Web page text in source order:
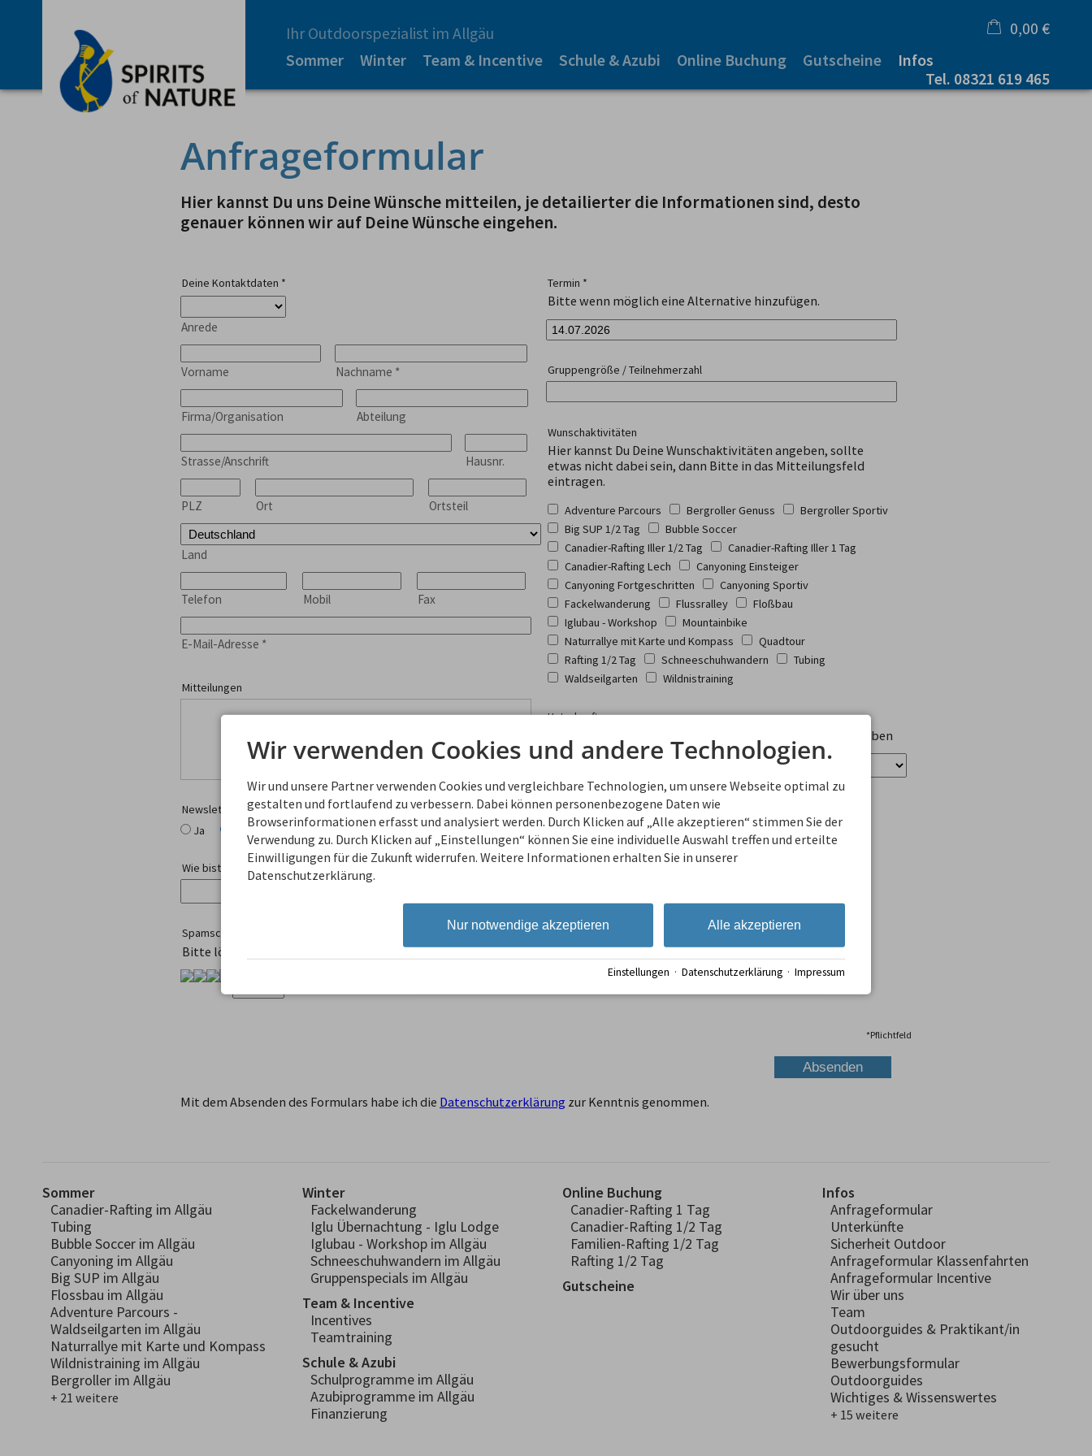
Ihr Outdoorspezialist im Allgäu
Sommer
Winter Team & Incentive Schule & Azubi Online Buchung Gutscheine
Infos
Tel. 08321 619 465
0,00 €
Warenkorb ist leer
Anfrageformular
Hier kannst Du uns Deine Wünsche mitteilen, je detailierter die Informationen sind, desto
genauer können wir auf Deine Wünsche eingehen.
Deine Kontaktdaten *
Anrede
Vorname Nachname *
Firma/Organisation Abteilung
Strasse/Anschrift Hausnr.
PLZ Ort Ortsteil
Land
Telefon Mobil Fax
E-Mail-Adresse *
Mitteilungen
Newsletter-Anmeldung
Ja
Nein
Wie bist Du auf uns gekommen?
Spamschutz
Bitte löse diese kleine Rechenaufgabe
Termin *
Bitte wenn möglich eine Alternative hinzufügen.
Gruppengröße / Teilnehmerzahl
Wunschaktivitäten
Hier kannst Du Deine Wunschaktivitäten angeben, sollte
etwas nicht dabei sein, dann Bitte in das Mitteilungsfeld
eintragen.
Adventure Parcours Bergroller Genuss
Bergroller Sportiv
Big SUP 1/2 Tag
Bubble Soccer
Canadier-Rafting Iller 1/2 Tag
Canadier-Rafting Iller 1 Tag
Canadier-Rafting Lech
Canyoning Einsteiger
Canyoning Fortgeschritten
Canyoning Sportiv
Fackelwanderung
Flussralley
Floßbau
Iglubau - Workshop
Mountainbike
Naturrallye mit Karte und Kompass
Quadtour
Rafting 1/2 Tag
Schneeschuhwandern
Tubing
Waldseilgarten
Wildnistraining
Unterkunft
Wir können euch gerne Empfehlungen zu Unterkünften geben
*Pflichtfeld
Mit dem Absenden des Formulars habe ich die Datenschutzerklärung zur Kenntnis genommen.
Sommer
Canadier-Rafting im Allgäu
Tubing
Bubble Soccer im Allgäu
Canyoning im Allgäu
Big SUP im Allgäu
Flossbau im Allgäu
Adventure Parcours -
Waldseilgarten im Allgäu
Naturrallye mit Karte und Kompass
Wildnistraining im Allgäu
Bergroller im Allgäu
+ 21 weitere
Winter
Fackelwanderung
Iglu Übernachtung - Iglu Lodge
Iglubau - Workshop im Allgäu
Schneeschuhwandern im Allgäu
Gruppenspecials im Allgäu
Team & Incentive
Incentives
Teamtraining
Schule & Azubi
Schulprogramme im Allgäu
Azubiprogramme im Allgäu
Finanzierung
Online Buchung
Canadier-Rafting 1 Tag
Canadier-Rafting 1/2 Tag
Familien-Rafting 1/2 Tag
Rafting 1/2 Tag
Gutscheine
Infos
Anfrageformular
Unterkünfte
Sicherheit Outdoor
Anfrageformular Klassenfahrten
Anfrageformular Incentive
Wir über uns
Team
Outdoorguides & Praktikant/in
gesucht
Bewerbungsformular
Outdoorguides
Wichtiges & Wissenswertes
+ 15 weitere
Wir verwenden Cookies und andere Technologien.
Wir und unsere Partner verwenden Cookies und vergleichbare Technologien, um unsere Webseite optimal zu
gestalten und fortlaufend zu verbessern. Dabei können personenbezogene Daten wie
Browserinformationen erfasst und analysiert werden. Durch Klicken auf „Alle akzeptieren“ stimmen Sie der
Verwendung zu. Durch Klicken auf „Einstellungen“ können Sie eine individuelle Auswahl treffen und erteilte
Einwilligungen für die Zukunft widerrufen. Weitere Informationen erhalten Sie in unserer
Datenschutzerklärung.
Alle akzeptieren
Nur notwendige akzeptieren
Einstellungen · Datenschutzerklärung · Impressum